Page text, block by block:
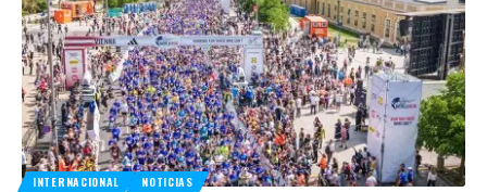
INTERNACIONAL NOTICIAS